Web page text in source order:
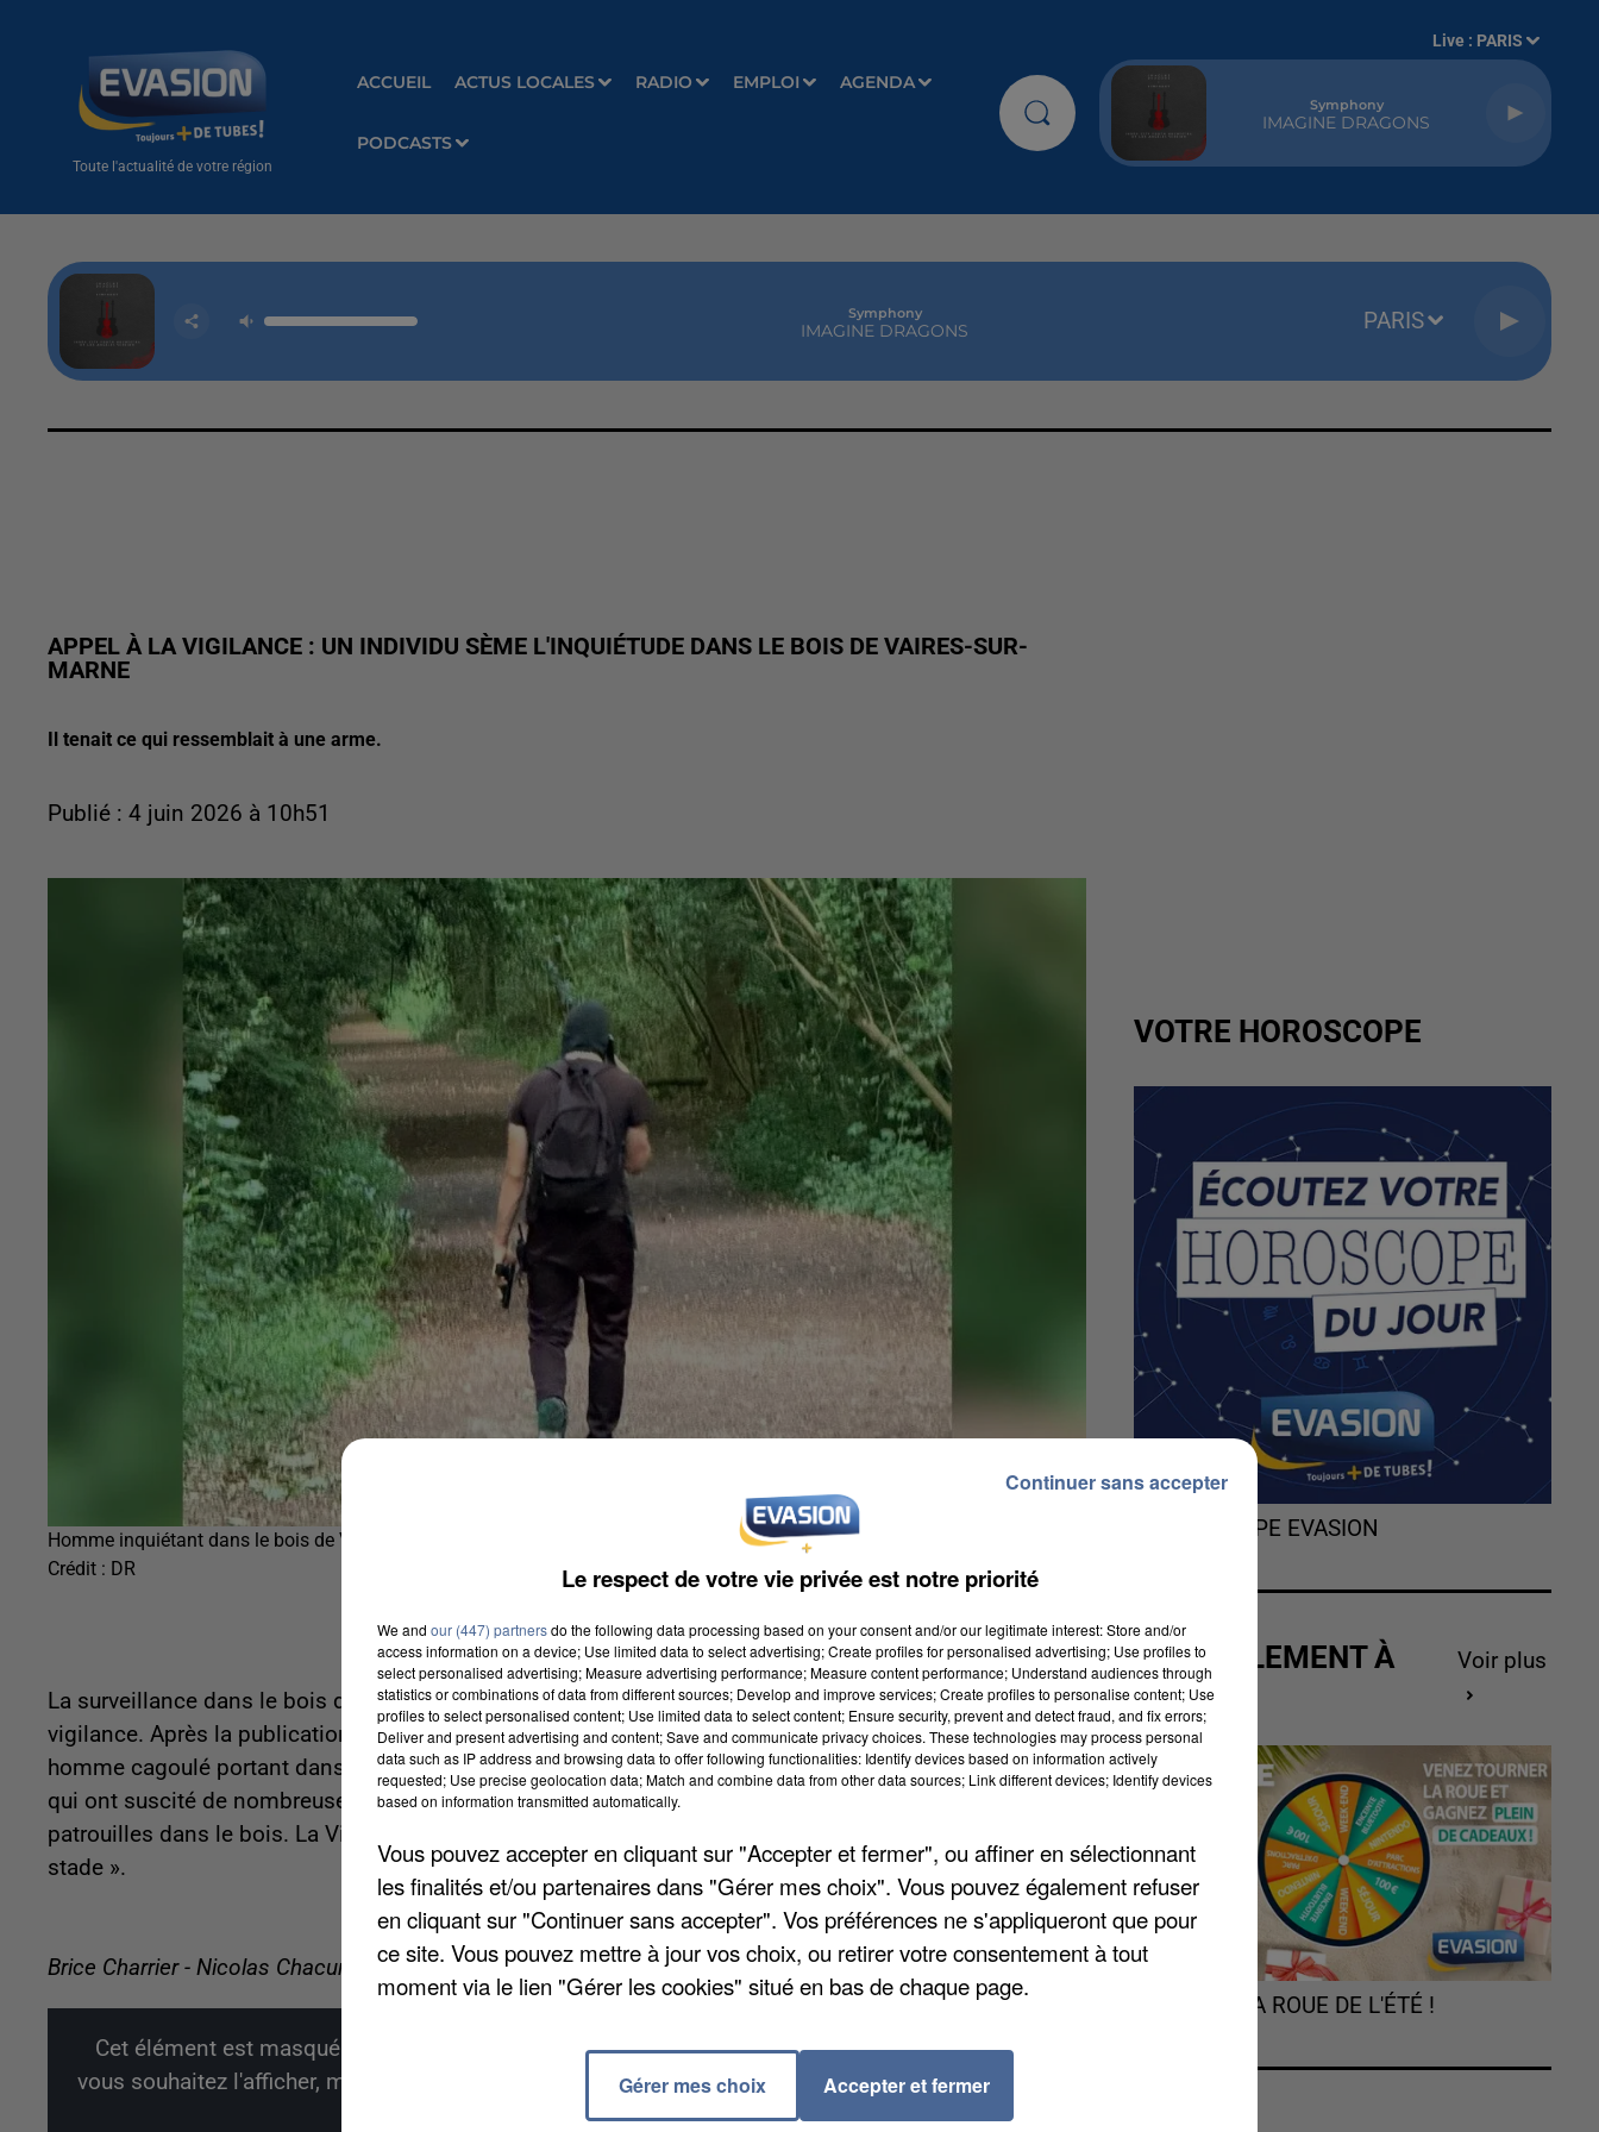
Toute l'actualité de votre région
ACCUEIL ACTUS LOCALES RADIO EMPLOI AGENDA
PODCASTS
Live : PARIS
Symphony
IMAGINE DRAGONS
Symphony
IMAGINE DRAGONS PARIS
APPEL À LA VIGILANCE : UN INDIVIDU SÈME L'INQUIÉTUDE DANS LE BOIS DE VAIRES-SUR-
MARNE
Il tenait ce qui ressemblait à une arme.
Publié : 4 juin 2026 à 10h51
Homme inquiétant dans le bois de Vaires-sur-Marne
Crédit : DR
La surveillance dans le bois de Vaires-sur-Marne est renforcée. La mairie appelle les habitants à la
vigilance. Après la publication de photos sur les réseaux sociaux, en début de semaine. On y voit un
homme cagoulé portant dans une main ce qui semble être une arme à feu ou une réplique. Des clichés
qui ont suscité de nombreuses réactions et interrogations. La police municipale a renforcé ses
patrouilles dans le bois. La Ville veut toutefois rassurer : « il n’existe aucun danger immédiat à ce
stade ».
Brice Charrier - Nicolas Chacun
Cet élément est masqué compte-tenu du refus du dépôt de cookies que vous avez exprimé. Si
vous souhaitez l'afficher, merci de nous donner votre accord en cliquant sur le bouton ci-dessous.
VOTRE HOROSCOPE
L'HOROSCOPE EVASION
ACTUELLEMENT À
GAGNER
Voir plus
TOURNEZ LA ROUE DE L'ÉTÉ !
Le respect de votre vie privée est notre priorité
We and our (447) partnersdo the following data processing based on your consent and/or our legitimate interest: Store and/or
access information on a device; Use limited data to select advertising; Create profiles for personalised advertising; Use profiles to
select personalised advertising; Measure advertising performance; Measure content performance; Understand audiences through
statistics or combinations of data from different sources; Develop and improve services; Create profiles to personalise content; Use
profiles to select personalised content; Use limited data to select content; Ensure security, prevent and detect fraud, and fix errors;
Deliver and present advertising and content; Save and communicate privacy choices. These technologies may process personal
data such as IP address and browsing data to offer following functionalities: Identify devices based on information actively
requested; Use precise geolocation data; Match and combine data from other data sources; Link different devices; Identify devices
based on information transmitted automatically.
Vous pouvez accepter en cliquant sur "Accepter et fermer", ou affiner en sélectionnant
les finalités et/ou partenaires dans "Gérer mes choix". Vous pouvez également refuser
en cliquant sur "Continuer sans accepter". Vos préférences ne s'appliqueront que pour
ce site. Vous pouvez mettre à jour vos choix, ou retirer votre consentement à tout
moment via le lien "Gérer les cookies" situé en bas de chaque page.
Gérer mes choix Accepter et fermer
Continuer sans accepter